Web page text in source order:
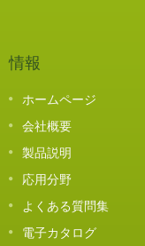
情報
ホームページ
会社概要
製品説明
応用分野
よくある質問集
電子カタログ